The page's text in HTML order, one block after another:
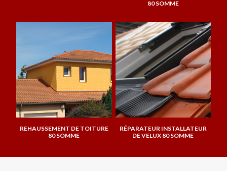
80 SOMME
REHAUSSEMENT DE TOITURE
80 SOMME
RÉPARATEUR INSTALLATEUR
DE VELUX 80 SOMME